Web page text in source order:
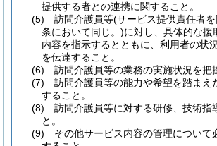
提供する者との連携に関すること。
(5)
訪問介護員等(サービス提供責任者
条において同じ。)に対し、具体的な援
内容を指示するとともに、利用者の状
を伝達すること。
(6)
訪問介護員等の業務の実施状況を把
(7)
訪問介護員等の能力や希望を踏まえ
すること。
(8)
訪問介護員等に対する研修、技術指
と。
(9)
その他サービス内容の管理について